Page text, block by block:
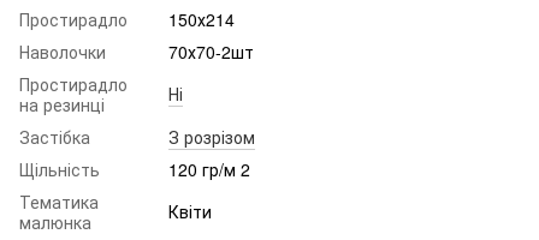
Простирадло
150х214
Наволочки
70х70-2шт
Простирадло
на резинці
Ні
Застібка
З розрізом
Щільність
120 гр/м 2
Тематика
малюнка
Квіти